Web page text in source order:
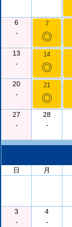
6
-
7
◎
13
-
14
◎
20
-
21
◎
27
-
28
-
日
月
3
-
4
-